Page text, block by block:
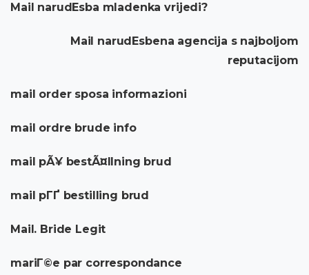
Mail narudЕѕba mladenka vrijedi?
Mail narudЕѕbena agencija s najboljom
reputacijom
mail order sposa informazioni
mail ordre brude info
mail pÃ¥ bestÃ¤llning brud
mail pГҐ bestilling brud
Mail. Bride Legit
mariГ©e par correspondance